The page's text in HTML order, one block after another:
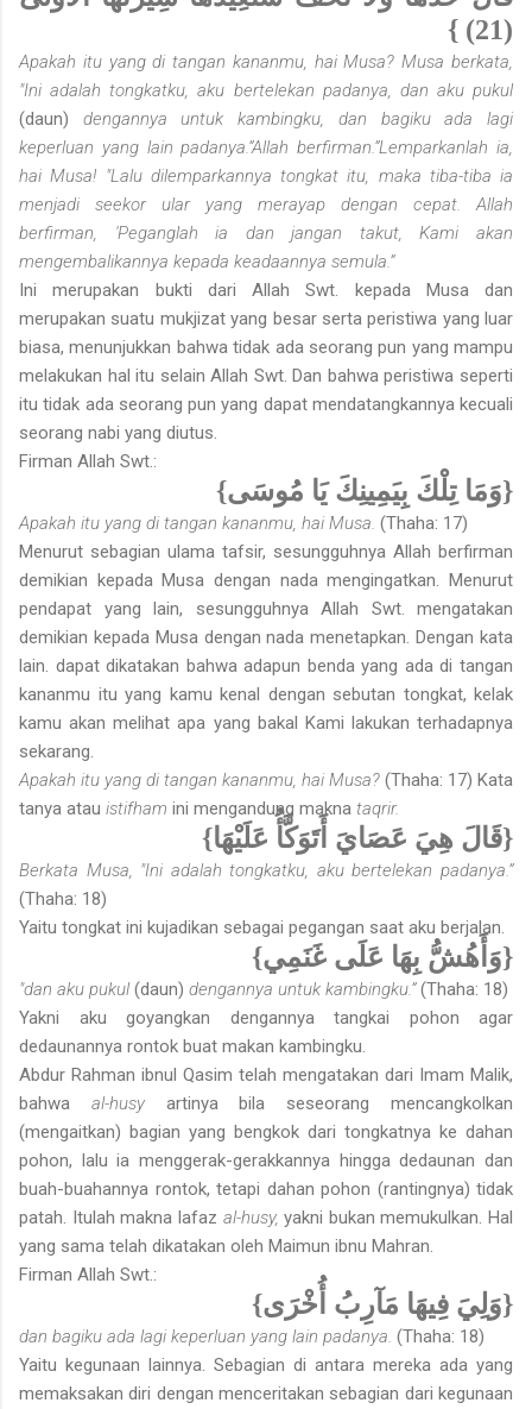
(21) }
Apakah itu yang di tangan kananmu, hai Musa? Musa berkata,
"Ini adalah tongkatku, aku bertelekan padanya, dan aku pukul
(daun) dengannya untuk kambingku, dan bagiku ada lagi
keperluan yang lain padanya.”Allah berfirman.”Lemparkanlah ia,
hai Musa! "Lalu dilemparkannya tongkat itu, maka tiba-tiba ia
menjadi seekor ular yang merayap dengan cepat. Allah
berfirman, 'Peganglah ia dan jangan takut, Kami akan
mengembalikannya kepada keadaannya semula.”
Ini merupakan bukti dari Allah Swt. kepada Musa dan
merupakan suatu mukjizat yang besar serta peristiwa yang luar
biasa, menunjukkan bahwa tidak ada seorang pun yang mampu
melakukan hal itu selain Allah Swt. Dan bahwa peristiwa seperti
itu tidak ada seorang pun yang dapat men­datangkannya kecuali
seorang nabi yang diutus.
Firman Allah Swt.:
{وَمَا تِلْكَ بِيَمِينِكَ يَا مُوسَى}
Apakah itu yang di tangan kananmu, hai Musa. (Thaha: 17)
Menurut sebagian ulama tafsir, sesungguhnya Allah berfirman
demikian kepada Musa dengan nada mengingatkan. Menurut
pendapat yang lain, se­sungguhnya Allah Swt. mengatakan
demikian kepada Musa dengan nada menetapkan. Dengan kata
lain. dapat dikatakan bahwa adapun benda yang ada di tangan
kananmu itu yang kamu kenal dengan sebutan tongkat, kelak
kamu akan melihat apa yang bakal Kami lakukan terhadapnya
sekarang.
Apakah itu yang di tangan kananmu, hai Musa? (Thaha: 17) Kata
tanya atau istifham ini mengandung makna taqrir.
{قَالَ هِيَ عَصَايَ أَتَوَكَّأُ عَلَيْهَا}
Berkata Musa, "Ini adalah tongkatku, aku bertelekan padanya.”
(Thaha: 18)
Yaitu tongkat ini kujadikan sebagai pegangan saat aku berjalan.
{وَأَهُشُّ بِهَا عَلَى غَنَمِي}
"dan aku pukul(daun) dengannya untuk kambingku.”(Thaha: 18)
Yakni aku goyangkan dengannya tangkai pohon agar
dedaunannya rontok buat makan kambingku.
Abdur Rahman ibnul Qasim telah mengatakan dari Imam Malik,
bahwa al-husy artinya bila seseorang mencangkolkan
(mengaitkan) bagian yang bengkok dari tongkatnya ke dahan
pohon, lalu ia menggerak-gerakkannya hingga dedaunan dan
buah-buahannya rontok, tetapi dahan pohon (rantingnya) tidak
patah. Itulah makna lafaz al-husy,yakni bukan memukulkan. Hal
yang sama telah dikatakan oleh Maimun ibnu Mahran.
Firman Allah Swt.:
{وَلِيَ فِيهَا مَآرِبُ أُخْرَى}
dan bagiku ada lagi keperluan yang lain padanya. (Thaha: 18)
Yaitu kegunaan lainnya. Sebagian di antara mereka ada yang
memaksa­kan diri dengan menceritakan sebagian dari kegunaan